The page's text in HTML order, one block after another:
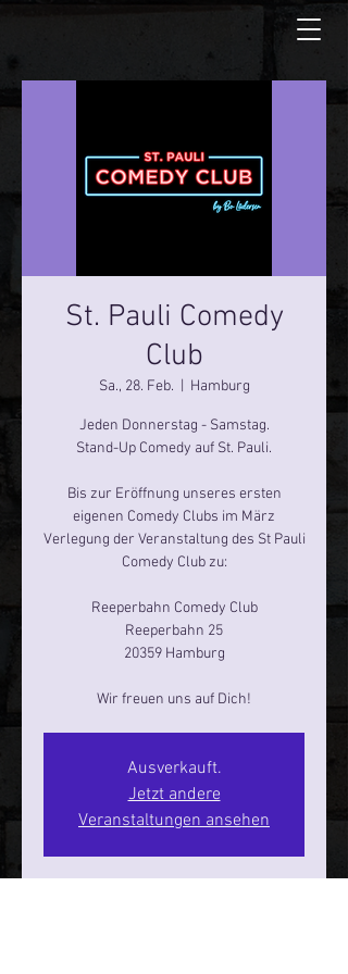
St. Pauli Comedy
Club
Sa., 28. Feb. Hamburg
Jeden Donnerstag - Samstag.
Stand-Up Comedy auf St. Pauli.
Bis zur Eröffnung unseres ersten
eigenen Comedy Clubs im März
Verlegung der Veranstaltung des St Pauli
Comedy Club zu:
Reeperbahn Comedy Club
Reeperbahn 25
20359 Hamburg
Ausverkauft.
Jetzt andere
Veranstaltungen ansehen